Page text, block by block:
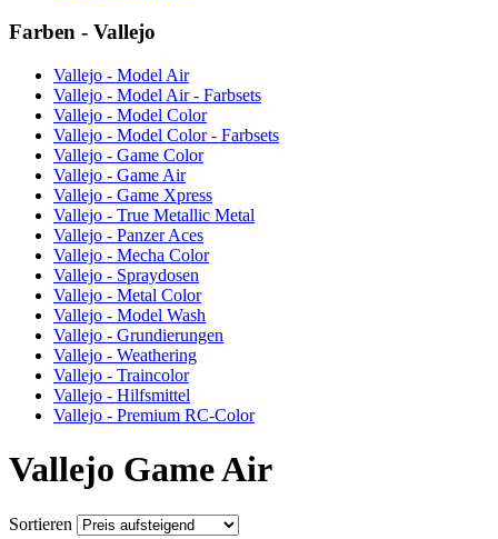
Farben - Vallejo
Vallejo - Model Air
Vallejo - Model Air - Farbsets
Vallejo - Model Color
Vallejo - Model Color - Farbsets
Vallejo - Game Color
Vallejo - Game Air
Vallejo - Game Xpress
Vallejo - True Metallic Metal
Vallejo - Panzer Aces
Vallejo - Mecha Color
Vallejo - Spraydosen
Vallejo - Metal Color
Vallejo - Model Wash
Vallejo - Grundierungen
Vallejo - Weathering
Vallejo - Traincolor
Vallejo - Hilfsmittel
Vallejo - Premium RC-Color
Vallejo Game Air
Sortieren